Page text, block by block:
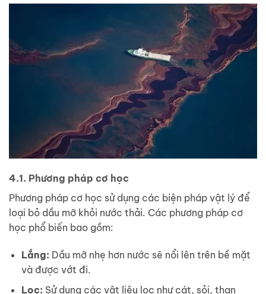
4.1. Phương pháp cơ học
Phương pháp cơ học sử dụng các biện pháp vật lý để
loại bỏ dầu mỡ khỏi nước thải. Các phương pháp cơ
học phổ biến bao gồm:
Lắng: Dầu mỡ nhẹ hơn nước sẽ nổi lên trên bề mặt
và được vớt đi.
Lọc: Sử dụng các vật liệu lọc như cát, sỏi, than